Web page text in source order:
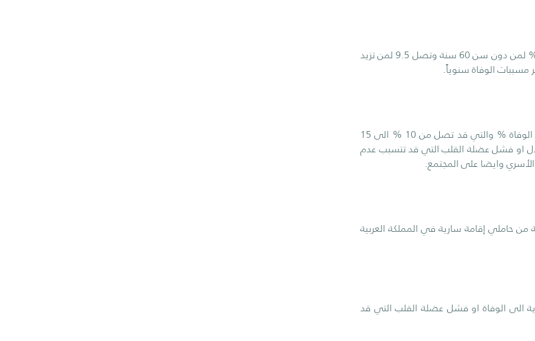
نظراً لنسبة اصابات الازمة القلبية % المرتفعة والتي قدرت عالميا ب 3.8 % لمن دون سن 60 سنة وتصل 9.5 لمن تزيد
انقاذ حياة المرضى من الازمات القلبية الحادة وتجنب تبعاتها المؤدية الى الوفاة % والتي قد تصل من 10 % الى 15
سمح الله , وما يصل الى نسبة 25 % من اعتلال او فشل عضلة القلب التي قد تتسبب عدم
وايضا على المجتمع.
من حاملي إقامة سارية في المملكة العربية
الى الوفاة او فشل عضلة القلب التي قد